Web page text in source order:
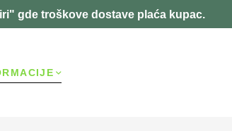
gde troškove dostave plaća kupac.